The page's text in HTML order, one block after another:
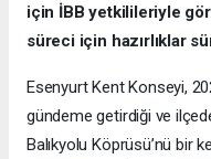
için İBB yetkilileriyle
süreci için hazırlıklar
Esenyurt Kent Konseyi,
gündeme getirdiği ve
Balıkyolu Köprüsü’nü bir